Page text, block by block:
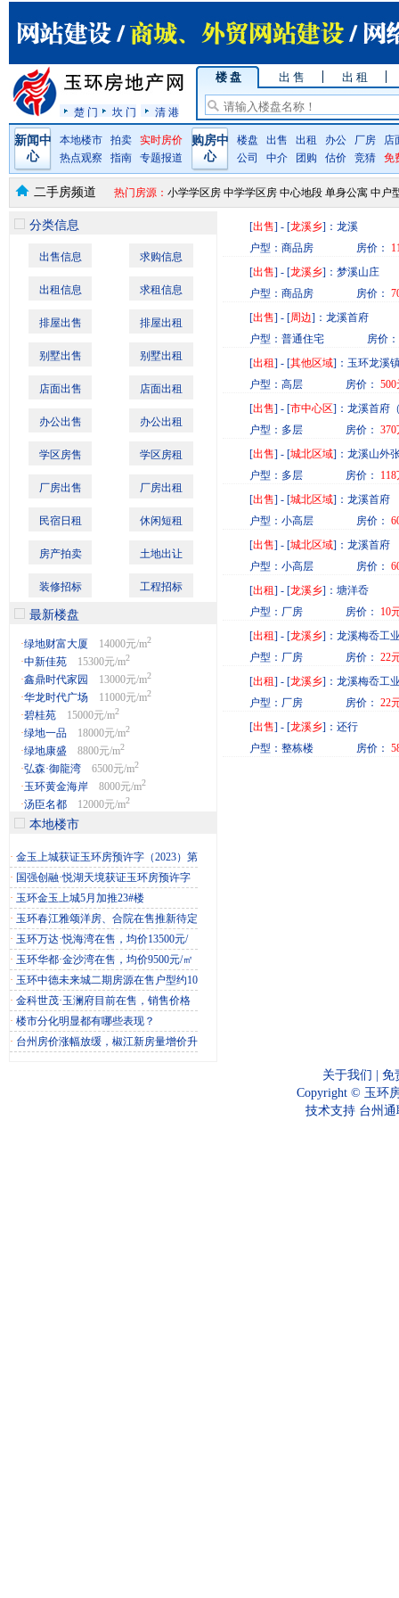
楚 门 坎 门 清 港
楼 盘 出 售 出 租
新闻中
心
本地楼市 拍卖
实时房价
热点观察
指南 专题报道
购房中
心
楼盘 出售 出租 办公 厂房
店
公司
中介 团购 估价 竞猜 免
二手房频道 热门房源： 小学学区房 中学学区房 中心地段 单身公寓 中户
分类信息
出售信息 求购信息
出租信息 求租信息
排屋出售 排屋出租
别墅出售 别墅出租
店面出售 店面出租
办公出售 办公出租
学区房售 学区房租
厂房出售 厂房出租
民宿日租 休闲短租
房产拍卖 土地出让
装修招标 工程招标
最新楼盘
·绿地财富大厦 14000元/m2
·中新佳苑 15300元/m2
·鑫鼎时代家园 13000元/m2
·华龙时代广场 11000元/m2
·碧桂苑 15000元/m2
·绿地一品 18000元/m2
·绿地康盛 8800元/m2
·弘森·御龍湾 6500元/m2
·玉环黄金海岸 8000元/m2
·汤臣名都 12000元/m2
本地楼市
· 金玉上城获证玉环房预许字（2023）第
· 国强创融·悦湖天境获证玉环房预许字
· 玉环金玉上城5月加推23#楼
· 玉环春江雅颂洋房、合院在售推新待定
· 玉环万达·悦海湾在售，均价13500元/
· 玉环华都·金沙湾在售，均价9500元/㎡
· 玉环中德未来城二期房源在售户型约10
· 金科世茂·玉澜府目前在售，销售价格
· 楼市分化明显都有哪些表现？
· 台州房价涨幅放缓，椒江新房量增价升
[出售] - [龙溪乡]：龙溪
户型：商品房 房价：
[出售] - [龙溪乡]：梦溪山庄
户型：商品房 房价：
[出售] - [周边]：龙溪首府
户型：普通住宅 房价：
[出租] - [其他区域]：玉环龙溪
户型：高层 房价：
[出售] - [市中心区]：龙溪首府
户型：多层 房价：
[出售] - [城北区域]：龙溪山外
户型：多层 房价：
[出售] - [城北区域]：龙溪首府
户型：小高层 房价：
[出售] - [城北区域]：龙溪首府
户型：小高层 房价：
[出租] - [龙溪乡]：塘洋岙
户型：厂房 房价：
10
[出租] - [龙溪乡]：龙溪梅岙工
户型：厂房 房价： 22
[出租] - [龙溪乡]：龙溪梅岙工
户型：厂房 房价： 22
[出售] - [龙溪乡]：还行
户型：整栋楼 房价：
关于我们
免
Copyright © 玉环
技术支持 台州